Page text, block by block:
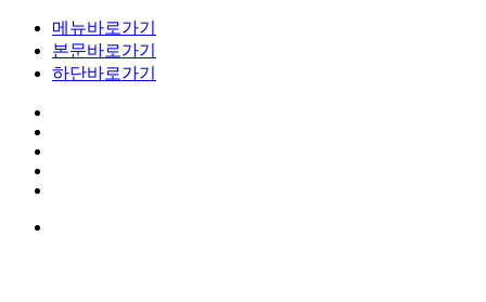
메뉴바로가기
본문바로가기
하단바로가기